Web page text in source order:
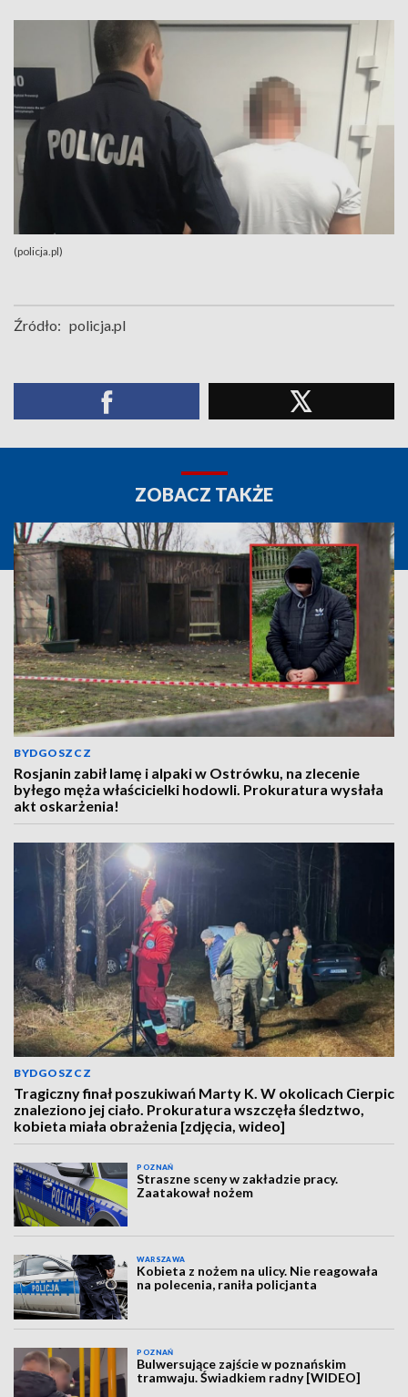
(policja.pl)
Źródło: policja.pl
ZOBACZ TAKŻE
BYDGOSZCZ
Rosjanin zabił lamę i alpaki w Ostrówku, na zlecenie
byłego męża właścicielki hodowli. Prokuratura wysłała
akt oskarżenia!
BYDGOSZCZ
Tragiczny finał poszukiwań Marty K. W okolicach Cierpic
znaleziono jej ciało. Prokuratura wszczęła śledztwo,
kobieta miała obrażenia [zdjęcia, wideo]
POZNAŃ
Straszne sceny w zakładzie pracy.
Zaatakował nożem
WARSZAWA
Kobieta z nożem na ulicy. Nie reagowała
na polecenia, raniła policjanta
POZNAŃ
Bulwersujące zajście w poznańskim
tramwaju. Świadkiem radny [WIDEO]